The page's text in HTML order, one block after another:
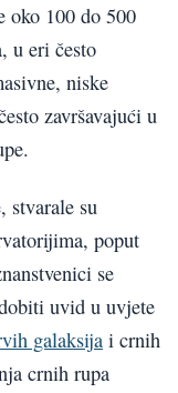
oko 100 do 500
u eri često
niske
završavajući u
stvarale su
poput
se
uvid u uvjete
galaksija i crnih
crnih rupa